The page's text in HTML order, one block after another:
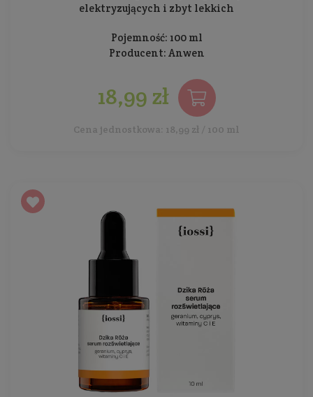
elektryzujących i zbyt lekkich
Pojemność: 100 ml
Producent: Anwen
18,99 zł
Cena jednostkowa: 18,99 zł / 100 ml